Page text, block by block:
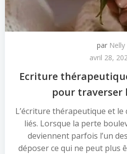
par Nelly
avril 28,
Ecriture
pour traverser
L’écriture thérapeutique et
liés. Lorsque la perte
deviennent parfois l’un
déposer ce qui ne peut plus